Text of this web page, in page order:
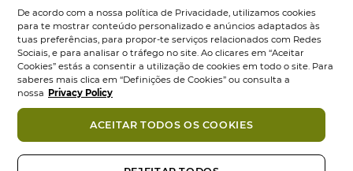
4.8 (920)
4.8
em
5
estrelas.
920
análises
39,95 € 49,95 €
Adicionar
Frasco ml
5.0 (1)
5.0
em
5
estrelas.
1
42,95 € 52,95 €
Adicionar
-25% -20%
De acordo com a nossa política de Privacidade, utilizamos cookies
para te mostrar conteúdo personalizado e anúncios adaptados às
tuas preferências, para propor-te serviços relacionados com Redes
Sociais, e para analisar o tráfego no site. Ao clicares em “Aceitar
Cookies” estás a consentir a utilização de cookies em todo o site. Para
saberes mais clica em “Definições de Cookies” ou consulta a
nossa Privacy Policy
ACEITAR TODOS OS COOKIES